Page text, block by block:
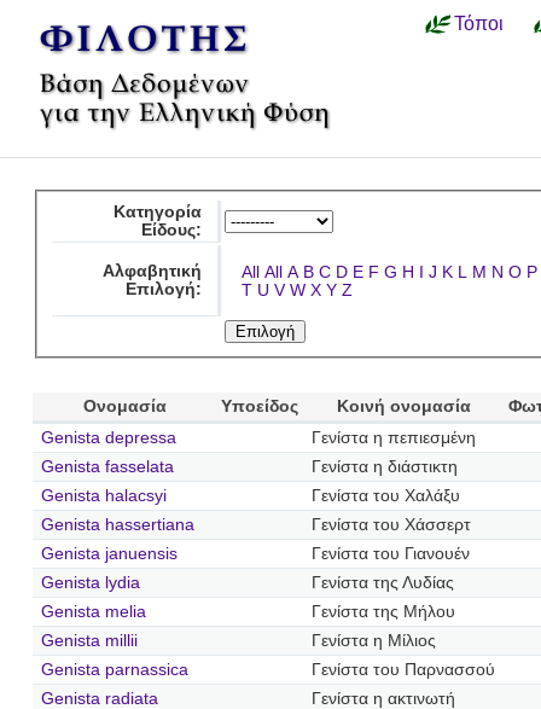
Τόποι
Κατηγορία
Είδους:
Αλφαβητική
Επιλογή:
All All A B C D E F G H I J K L M N O P
T U V W X Y Z
Ονομασία Υποείδος Κοινή ονομασία
Genista depressa
Γενίστα η πεπιεσμένη
Genista fasselata
Γενίστα η διάστικτη
Genista halacsyi
Γενίστα του Χαλάξυ
Genista hassertiana
Γενίστα του Χάσσερτ
Genista januensis
Γενίστα του Γιανουέν
Genista lydia
Γενίστα της Λυδίας
Genista melia
Γενίστα της Μήλου
Genista millii
Γενίστα η Μίλιος
Genista parnassica
Γενίστα του Παρνασσού
Genista radiata
Γενίστα η ακτινωτή